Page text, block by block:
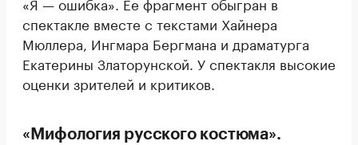
спектакле вместе с текстами Хайнера
Мюллера, Ингмара Бергмана и драматурга
Екатерины Златорунской. У спектакля высокие
оценки зрителей и критиков.
«Мифология русского костюма».